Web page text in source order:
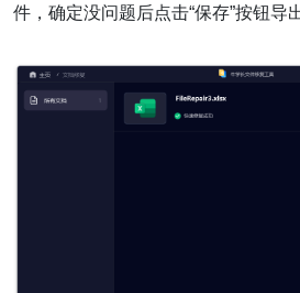
件，确定没问题后点击“保存”按钮导